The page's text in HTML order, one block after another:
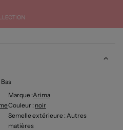
Marque :Arima
Couleur : noir
Semelle extérieure : Autres
matières